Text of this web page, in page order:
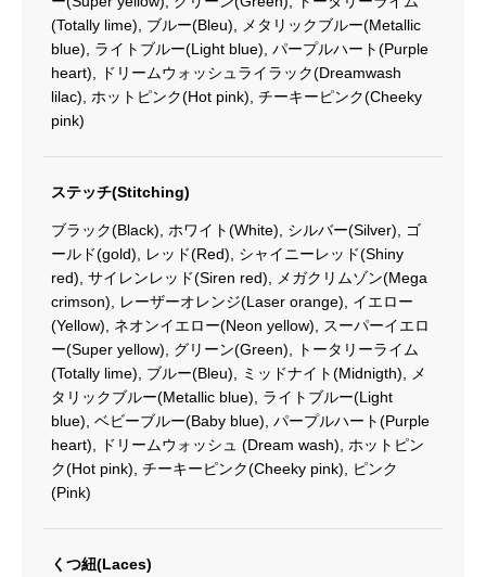
(Totally lime), ブルー(Bleu), メタリックブルー(Metallic
blue), ライトブルー(Light blue), パープルハート(Purple
heart), ドリームウォッシュライラック(Dreamwash
lilac), ホットピンク(Hot pink), チーキーピンク(Cheeky
pink)
ステッチ(Stitching)
ブラック(Black), ホワイト(White), シルバー(Silver), ゴ
ールド(gold), レッド(Red), シャイニーレッド(Shiny
red), サイレンレッド(Siren red), メガクリムゾン(Mega
crimson), レーザーオレンジ(Laser orange), イエロー
(Yellow), ネオンイエロー(Neon yellow), スーパーイエロ
ー(Super yellow), グリーン(Green), トータリーライム
(Totally lime), ブルー(Bleu), ミッドナイト(Midnigth), メ
タリックブルー(Metallic blue), ライトブルー(Light
blue), ベビーブルー(Baby blue), パープルハート(Purple
heart), ドリームウォッシュ (Dream wash), ホットピン
ク(Hot pink), チーキーピンク(Cheeky pink), ピンク
(Pink)
くつ紐(Laces)